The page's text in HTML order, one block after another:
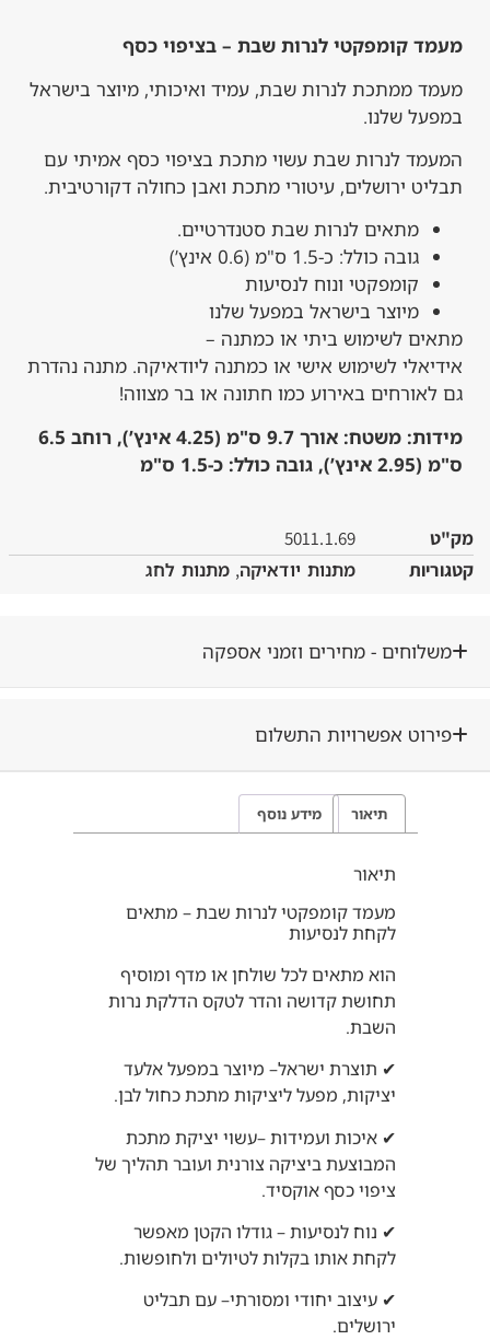
קומפקטי לנרות שבת – בציפוי כסף
ממתכת לנרות שבת, עמיד ואיכותי, מיוצר בישראל
שלנו.
לנרות שבת עשוי מתכת בציפוי כסף אמיתי עם
ירושלים, עיטורי מתכת ואבן כחולה דקורטיבית.
מתאים לנרות שבת סטנדרטיים.
גובה כולל: כ-1.5 ס"מ (0.6 אינץ’)
קומפקטי ונוח לנסיעות
מיוצר בישראל במפעל שלנו
לשימוש ביתי או כמתנה –
לשימוש אישי או כמתנה ליודאיקה. מתנה נהדרת
באירוע כמו חתונה או בר מצווה!
מידות: משטח: אורך 9.7 ס"מ (4.25 אינץ’), רוחב 6.5
5011.1.69
מתנות יודאיקה,מתנות לחג
- מחירים וזמני אספקה
אפשרויות התשלום
מידע נוסף
מעמד קומפקטי לנרות שבת – מתאים
לקחת לנסיעות
הוא מתאים לכל שולחן או מדף ומוסיף
תחושת קדושה והדר לטקס הדלקת נרות
✔ תוצרת ישראל– מיוצר במפעל אלעד
יציקות, מפעל ליציקות מתכת כחול לבן.
✔ איכות ועמידות –עשוי יציקת מתכת
המבוצעת ביציקה צורנית ועובר תהליך של
ציפוי כסף אוקסיד.
✔ נוח לנסיעות – גודלו הקטן מאפשר
לקחת אותו בקלות לטיולים ולחופשות.
✔ עיצוב יחודי ומסורתי– עם תבליט
ירושלים.